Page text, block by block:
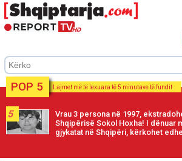
POP 5 Lajmet më të lexuara të 5 minutave të fundit
5
Vrau 3 persona në 1997,
Shqipërisë Sokol Hoxha! I dënuar
gjykatat në Shqipëri, kërkohet